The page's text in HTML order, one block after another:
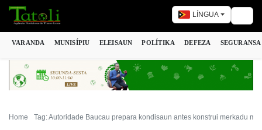
LÍNGUA
VARANDA MUNISÍPIU ELEISAUN POLÍTIKA DEFEZA SEGURANSA
Home Tag: Autoridade Baucau prepara kondisaun antes konstrui merkadu